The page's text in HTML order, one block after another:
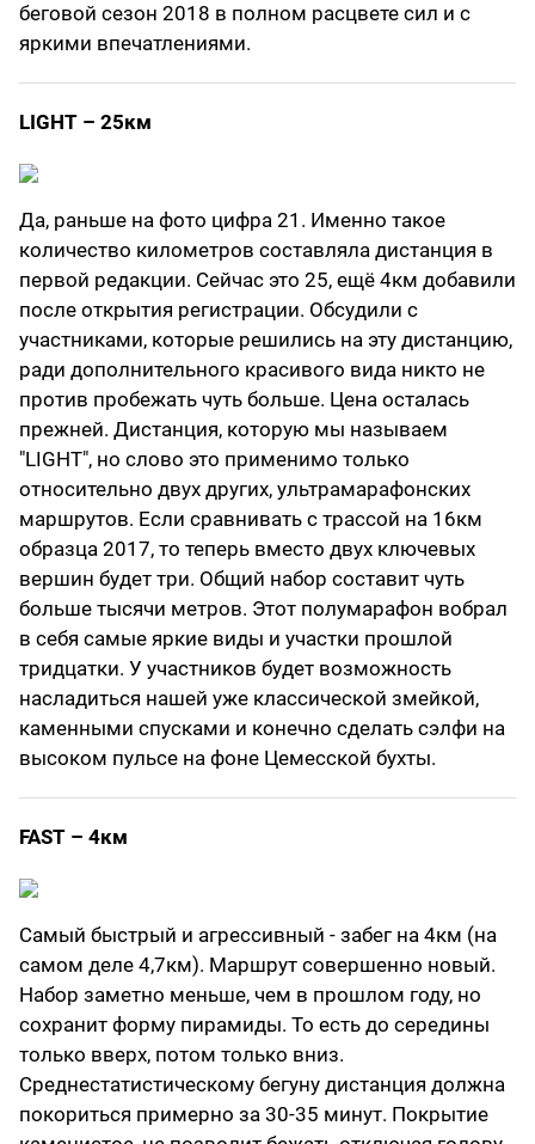
беговой сезон 2018 в полном расцвете сил и с
яркими впечатлениями.
LIGHT – 25км
Да, раньше на фото цифра 21. Именно такое
количество километров составляла дистанция в
первой редакции. Сейчас это 25, ещё 4км добавили
после открытия регистрации. Обсудили с
участниками, которые решились на эту дистанцию,
ради дополнительного красивого вида никто не
против пробежать чуть больше. Цена осталась
прежней. Дистанция, которую мы называем
"LIGHT", но слово это применимо только
относительно двух других, ультрамарафонских
маршрутов. Если сравнивать с трассой на 16км
образца 2017, то теперь вместо двух ключевых
вершин будет три. Общий набор составит чуть
больше тысячи метров. Этот полумарафон вобрал
в себя самые яркие виды и участки прошлой
тридцатки. У участников будет возможность
насладиться нашей уже классической змейкой,
каменными спусками и конечно сделать сэлфи на
высоком пульсе на фоне Цемесской бухты.
FAST – 4км
Самый быстрый и агрессивный - забег на 4км (на
самом деле 4,7км). Маршрут совершенно новый.
Набор заметно меньше, чем в прошлом году, но
сохранит форму пирамиды. То есть до середины
только вверх, потом только вниз.
Среднестатистическому бегуну дистанция должна
покориться примерно за 30-35 минут. Покрытие